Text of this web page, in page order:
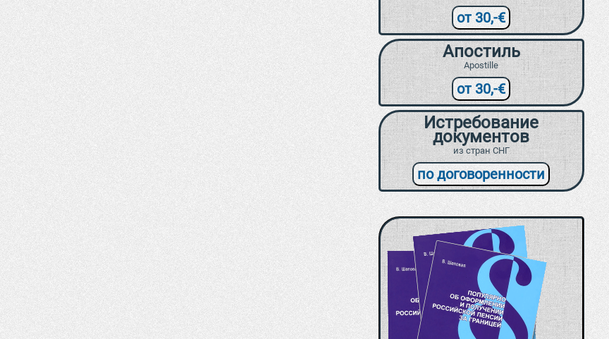
от 30,-€
Апостиль
Apostille
от 30,-€
Истребование
документов
из стран СНГ
по договоренности